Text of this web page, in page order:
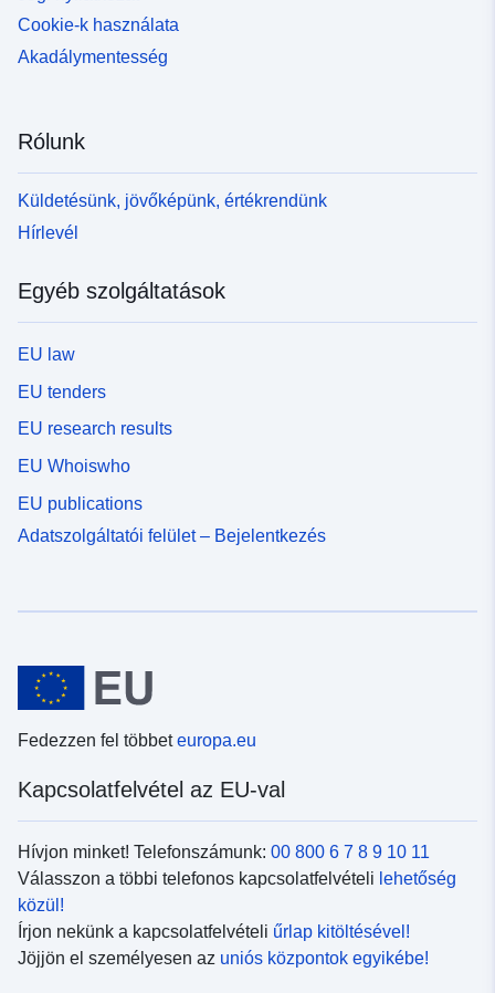
Cookie-k használata
Akadálymentesség
Rólunk
Küldetésünk, jövőképünk, értékrendünk
Hírlevél
Egyéb szolgáltatások
EU law
EU tenders
EU research results
EU Whoiswho
EU publications
Adatszolgáltatói felület – Bejelentkezés
Fedezzen fel többeteuropa.eu
Kapcsolatfelvétel az EU-val
Hívjon minket! Telefonszámunk: 00 800 6 7 8 9 10 11
Válasszon a többi telefonos kapcsolatfelvételi lehetőség
közül!
Írjon nekünk a kapcsolatfelvételi űrlap kitöltésével!
Jöjjön el személyesen az uniós központok egyikébe!